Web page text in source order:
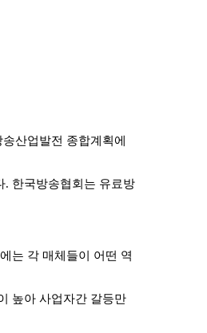
산업발전 종합계획에
. 한국방송협회는 유료방
는 각 매체들이 어떤 역
높아 사업자간 갈등만